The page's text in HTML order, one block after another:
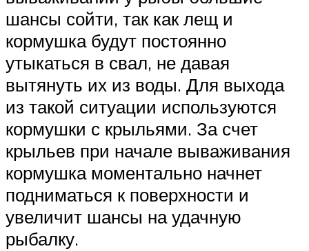
шансы сойти, так как лещ и
кормушка будут постоянно
утыкаться в свал, не давая
вытянуть их из воды. Для выхода
из такой ситуации используются
кормушки с крыльями. За счет
крыльев при начале вываживания
кормушка моментально начнет
подниматься к поверхности и
увеличит шансы на удачную
рыбалку.